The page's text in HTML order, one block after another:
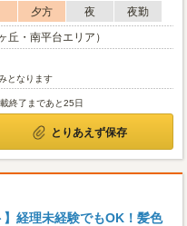
夕方 夜
夜勤
丘・南平台エリア）
となります
終了まであと25日
とりあえず保存
】経理未経験でもOK！髪色